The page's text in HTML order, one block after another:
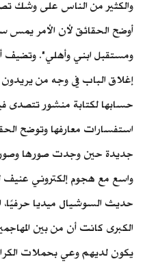
والكثير من الناس على وشك
أوضح الحقائق لأن الأمر
ومستقبل ابني وأهلي". وتضيف
إغلاق الباب في وجه من
حسابها لكتابة منشور تتصدى
استفسارات معارفها وتوضح
جديدة حين وجدت صورها وصور
واسع مع هجوم إلكتروني
حديث السوشيال ميديا حرفيًا،
الكبرى كانت أن من بين
يكون لديهم وعي بحملات